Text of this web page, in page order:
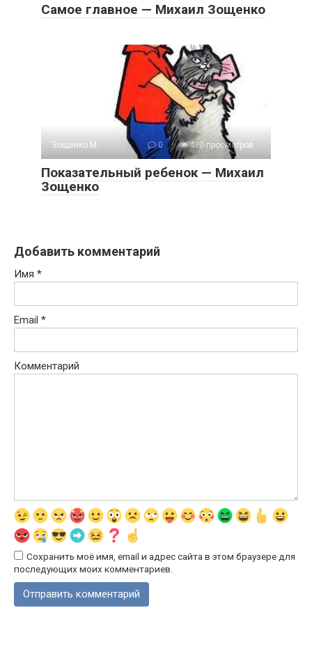
Самое главное — Михаил Зощенко
Зощенко М. 0 420 просмотров
Показательный ребенок — Михаил
Зощенко
Добавить комментарий
Имя *
Email *
Комментарий
Сохранить моё имя, email и адрес сайта в этом браузере для
последующих моих комментариев.